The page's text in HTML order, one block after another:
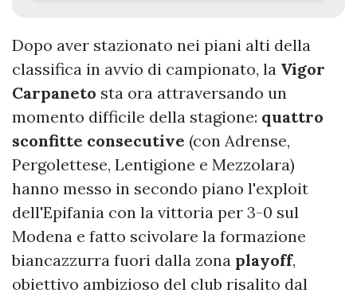
Dopo aver stazionato nei piani alti della
classifica in avvio di campionato, la Vigor
Carpaneto sta ora attraversando un
momento difficile della stagione: quattro
sconfitte consecutive (con Adrense,
Pergolettese, Lentigione e Mezzolara)
hanno messo in secondo piano l'exploit
dell'Epifania con la vittoria per 3-0 sul
Modena e fatto scivolare la formazione
biancazzurra fuori dalla zona playoff,
obiettivo ambizioso del club risalito dal